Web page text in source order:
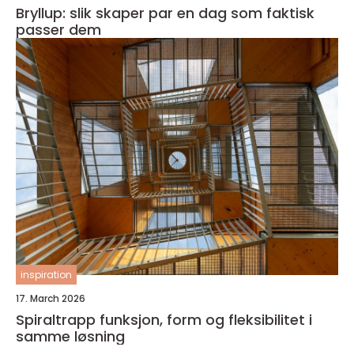
Bryllup: slik skaper par en dag som faktisk
passer dem
inspiration
17. March 2026
Spiraltrapp funksjon, form og fleksibilitet i
samme løsning